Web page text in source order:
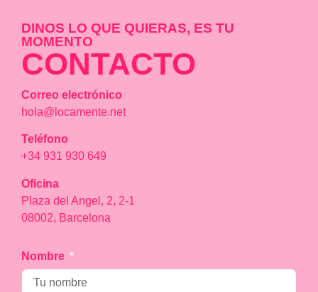
DINOS LO QUE QUIERAS, ES TU
MOMENTO
CONTACTO
Correo electrónico
hola@locamente.net
Teléfono
+34 931 930 649
Oficina
Plaza del Angel, 2, 2-1
08002, Barcelona
Nombre